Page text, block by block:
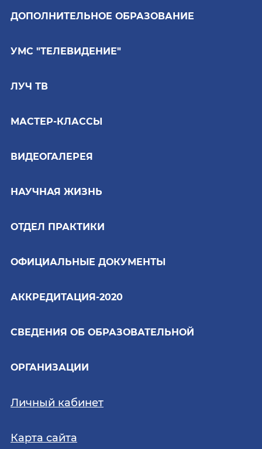
ДОПОЛНИТЕЛЬНОЕ ОБРАЗОВАНИЕ
УМС "ТЕЛЕВИДЕНИЕ"
ЛУЧ ТВ
МАСТЕР-КЛАССЫ
ВИДЕОГАЛЕРЕЯ
НАУЧНАЯ ЖИЗНЬ
ОТДЕЛ ПРАКТИКИ
ОФИЦИАЛЬНЫЕ ДОКУМЕНТЫ
АККРЕДИТАЦИЯ-2020
СВЕДЕНИЯ ОБ ОБРАЗОВАТЕЛЬНОЙ
ОРГАНИЗАЦИИ
Личный кабинет
Карта сайта